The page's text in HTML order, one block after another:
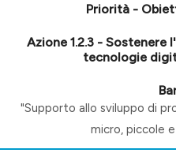
Priorità -
Azione 1.2.3 -
tecnologie
"Supporto allo sviluppo di
micro, piccole